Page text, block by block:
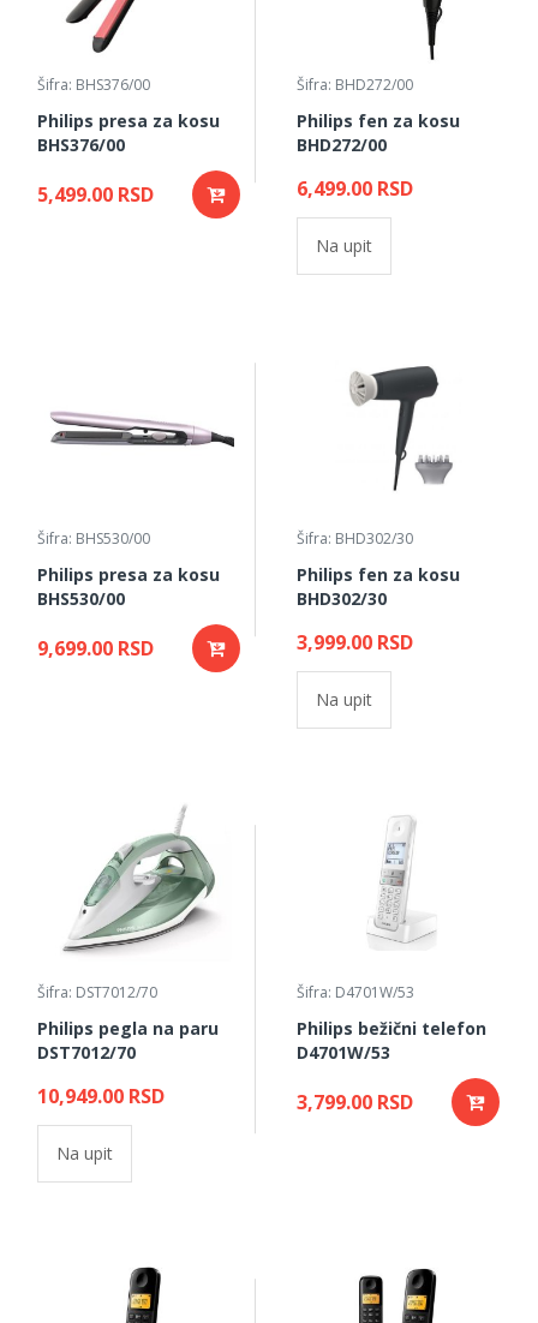
Šifra: BHS376/00
Philips presa za kosu
BHS376/00
5,499.00 RSD
Šifra: BHD272/00
Philips fen za kosu
BHD272/00
6,499.00 RSD
Na upit
Šifra: BHS530/00
Philips presa za kosu
BHS530/00
9,699.00 RSD
Šifra: BHD302/30
Philips fen za kosu
BHD302/30
3,999.00 RSD
Na upit
Šifra: DST7012/70
Philips pegla na paru
DST7012/70
10,949.00 RSD
Na upit
Šifra: D4701W/53
Philips bežični telefon
D4701W/53
3,799.00 RSD